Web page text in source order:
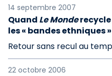
14 septembre 2007
Quand Le Monderecycle
les « bandes ethniques »
Retour sans recul au
22 octobre 2006